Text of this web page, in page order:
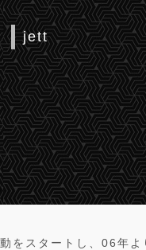
jett
をスタートし、06年よ